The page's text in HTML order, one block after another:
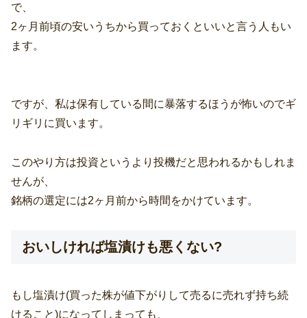
で、
2ヶ月前頃の安いうちから買っておくといいと言う人もい
ます。
ですが、私は保有している間に暴落するほうが怖いのでギ
リギリに買います。
このやり方は投資というより投機だと思われるかもしれま
せんが、
銘柄の選定には2ヶ月前から時間をかけています。
おいしければ塩漬けも悪くない?
もし塩漬け(買った株が値下がりして売るに売れず持ち続
けること)になってしまっても、